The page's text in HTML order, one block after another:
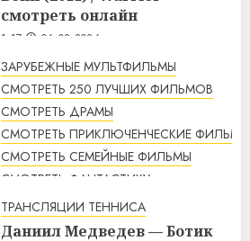
смотреть онлайн
1:17 06.08.2026
ЗАРУБЕЖНЫЕ МУЛЬТФИЛЬМЫ
СМОТРЕТЬ 250 ЛУЧШИХ ФИЛЬМОВ
СМОТРЕТЬ ДРАМЫ
СМОТРЕТЬ ПРИКЛЮЧЕНЧЕСКИЕ ФИЛЬМЫ
СМОТРЕТЬ СЕМЕЙНЫЕ ФИЛЬМЫ
СМОТРЕТЬ ФАНТАСТИКУ
Дикий робот (2024) / The Wild
Robot смотреть онлайн
ТРАНСЛЯЦИИ ТЕННИСА
Даниил Медведев — Ботик